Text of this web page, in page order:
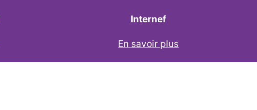
Internef
En savoir plus